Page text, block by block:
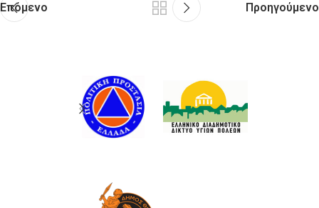
Επόμενο Προηγούμενο